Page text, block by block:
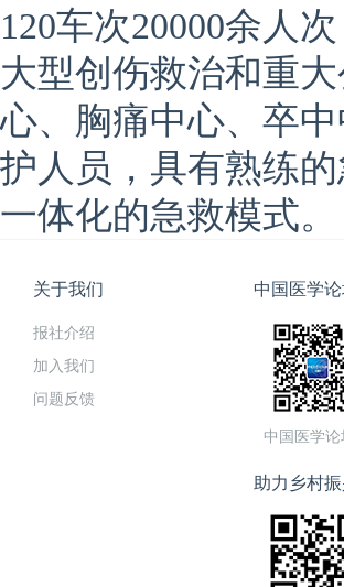
120车次20000余人
大型创伤救治和重
心、胸痛中心、卒
护人员，具有熟练
一体化的急救模式。
关于我们
报社介绍
加入我们
问题反馈
中国医学
中国医学论
助力乡村